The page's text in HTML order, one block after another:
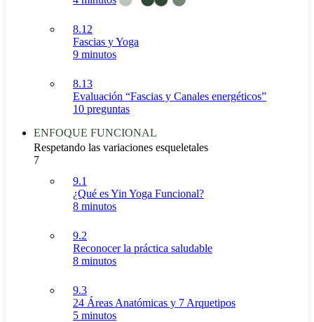
8.12
Fascias y Yoga
9 minutos
8.13
Evaluación “Fascias y Canales energéticos”
10 preguntas
ENFOQUE FUNCIONAL
Respetando las variaciones esqueletales
7
9.1
¿Qué es Yin Yoga Funcional?
8 minutos
9.2
Reconocer la práctica saludable
8 minutos
9.3
24 Áreas Anatómicas y 7 Arquetipos
5 minutos